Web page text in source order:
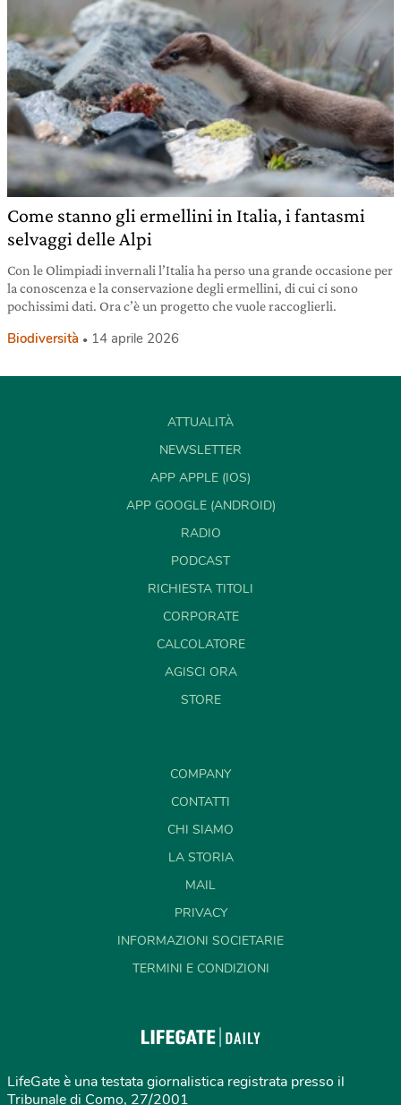
Come stanno gli ermellini in Italia, i fantasmi
selvaggi delle Alpi
Con le Olimpiadi invernali l’Italia ha perso una grande occasione per
la conoscenza e la conservazione degli ermellini, di cui ci sono
pochissimi dati. Ora c’è un progetto che vuole raccoglierli.
Biodiversità 14 aprile 2026
ATTUALITÀ
NEWSLETTER
APP APPLE (IOS)
APP GOOGLE (ANDROID)
RADIO
PODCAST
RICHIESTA TITOLI
CORPORATE
CALCOLATORE
AGISCI ORA
STORE
COMPANY
CONTATTI
CHI SIAMO
LA STORIA
MAIL
PRIVACY
INFORMAZIONI SOCIETARIE
TERMINI E CONDIZIONI
LifeGate è una testata giornalistica registrata presso il
Tribunale di Como, 27/2001